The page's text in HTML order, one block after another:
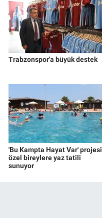
Trabzonspor'a büyük destek
'Bu Kampta Hayat Var' projesi
özel bireylere yaz tatili
sunuyor